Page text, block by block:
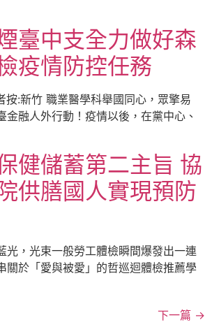
臺中支全力做好森
疫情防控任務
按:新竹 職業醫學科舉國同心，眾擎易
金融人外行動！疫情以後，在黨中心、
健儲蓄第二主旨 協
供膳國人實現預防
光，光束一般勞工體檢瞬間爆發出一連
關於「愛與被愛」的哲巡迴體檢推薦學
下一篇 →